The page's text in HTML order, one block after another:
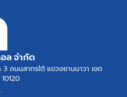
ล จำกัด
ถนนสาทรใต้ แขวงยานนาวา เขต